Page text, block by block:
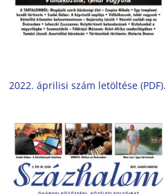
2022. áprilisi szám letöltése (PDF).